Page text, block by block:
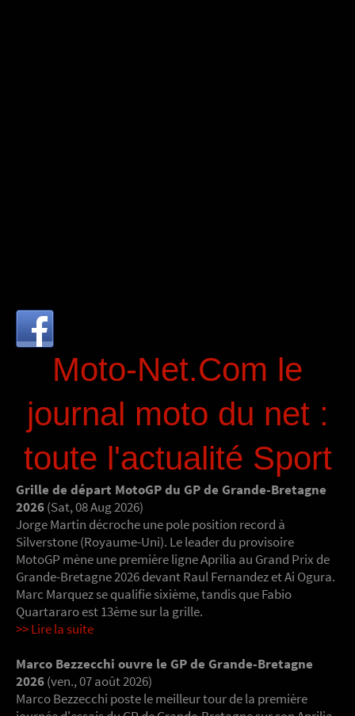
Moto-Net.Com le
journal moto du net :
toute l'actualité Sport
Grille de départ MotoGP du GP de Grande-Bretagne
2026(Sat, 08 Aug 2026)
Jorge Martin décroche une pole position record à
Silverstone (Royaume-Uni). Le leader du provisoire
MotoGP mène une première ligne Aprilia au Grand Prix de
Grande-Bretagne 2026 devant Raul Fernandez et Ai Ogura.
Marc Marquez se qualifie sixième, tandis que Fabio
Quartararo est 13ème sur la grille.
>> Lire la suite
Marco Bezzecchi ouvre le GP de Grande-Bretagne
2026(ven., 07 août 2026)
Marco Bezzecchi poste le meilleur tour de la première